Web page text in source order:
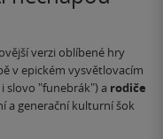
verzi oblíbené hry
v epickém vysvětlovacím
slovo "funebrák") a rodiče
a generační kulturní šok